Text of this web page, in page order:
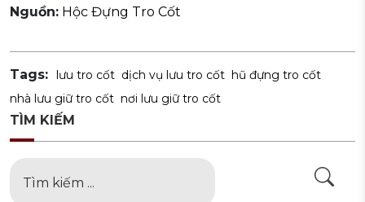
Nguồn: Hộc Đựng Tro Cốt
Tags: lưu tro cốt dịch vụ lưu tro cốt hũ đựng tro cốt
nhà lưu giữ tro cốt nơi lưu giữ tro cốt
TÌM KIẾM